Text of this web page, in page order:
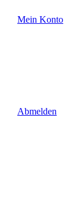
Mein Konto
Abmelden